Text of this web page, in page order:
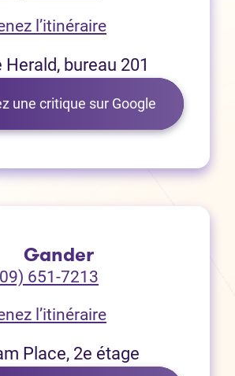
l’itinéraire(Ouvre dans un
Herald, bureau 201
une critique sur Google(Ouvre
Gander
651-7213
l’itinéraire(Ouvre dans un
Place, 2e étage